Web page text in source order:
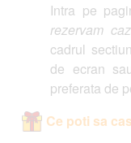
Intra pe
rezervam
cadrul
de ecran sau
preferata de pe
Ce poti sa